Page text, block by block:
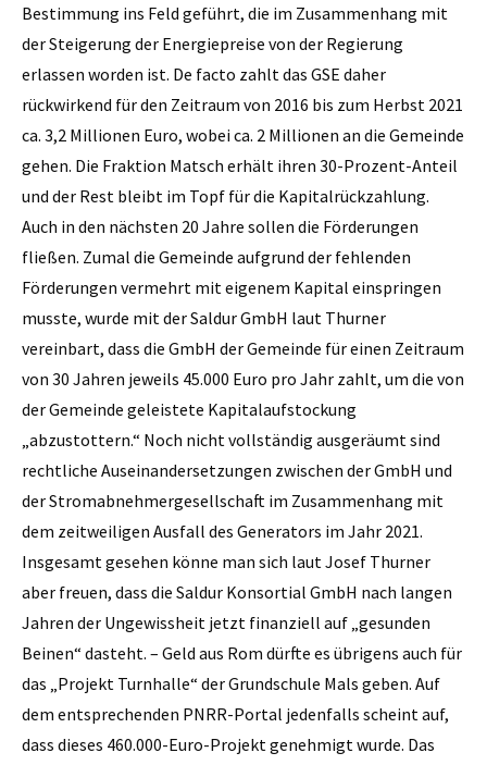
Bestimmung ins Feld geführt, die im Zusammenhang mit
der Steigerung der Energiepreise von der Regierung
erlassen worden ist. De facto zahlt das GSE daher
rückwirkend für den Zeitraum von 2016 bis zum Herbst 2021
ca. 3,2 Millionen Euro, wobei ca. 2 Millionen an die Gemeinde
gehen. Die Fraktion Matsch erhält ihren 30-Prozent-Anteil
und der Rest bleibt im Topf für die Kapitalrückzahlung.
Auch in den nächsten 20 Jahre sollen die Förderungen
fließen. Zumal die Gemeinde aufgrund der fehlenden
Förderungen vermehrt mit eigenem Kapital einspringen
musste, wurde mit der Saldur GmbH laut Thurner
vereinbart, dass die GmbH der Gemeinde für einen Zeitraum
von 30 Jahren jeweils 45.000 Euro pro Jahr zahlt, um die von
der Gemeinde geleistete Kapitalaufstockung
„abzustottern.“ Noch nicht vollständig ausgeräumt sind
rechtliche Auseinandersetzungen zwischen der GmbH und
der Stromabnehmergesellschaft im Zusammenhang mit
dem zeitweiligen Ausfall des Generators im Jahr 2021.
Insgesamt gesehen könne man sich laut Josef Thurner
aber freuen, dass die Saldur Konsortial GmbH nach langen
Jahren der Ungewissheit jetzt finanziell auf „gesunden
Beinen“ dasteht. – Geld aus Rom dürfte es übrigens auch für
das „Projekt Turnhalle“ der Grundschule Mals geben. Auf
dem entsprechenden PNRR-Portal jedenfalls scheint auf,
dass dieses 460.000-Euro-Projekt genehmigt wurde. Das